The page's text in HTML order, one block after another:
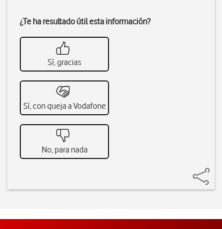
¿Te ha resultado útil esta información?
Sí, gracias
Sí, con queja a Vodafone
No, para nada